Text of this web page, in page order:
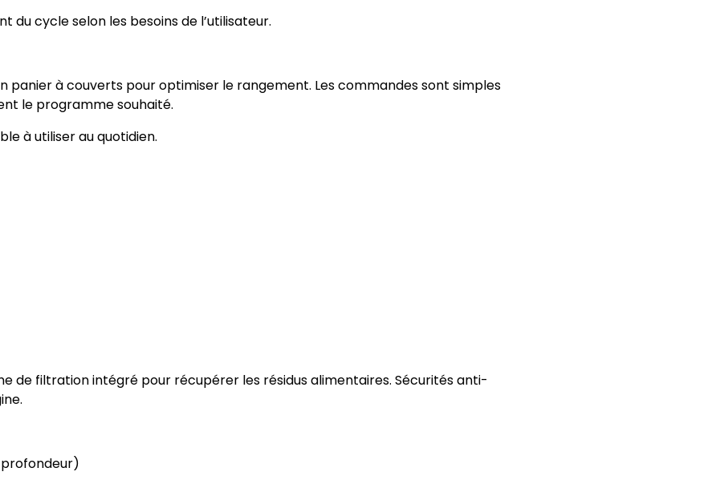
cycle selon les besoins de l’utilisateur.
panier à couverts pour optimiser le rangement. Les commandes sont simples
le programme souhaité.
à utiliser au quotidien.
de filtration intégré pour récupérer les résidus alimentaires. Sécurités anti-
profondeur)